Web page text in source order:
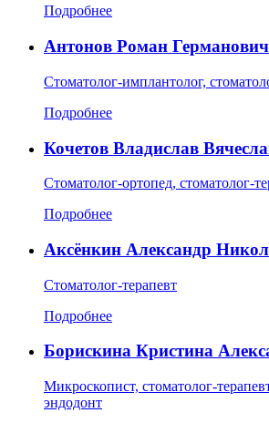
Подробнее
Антонов Роман Германович
Стоматолог-имплантолог,
Подробнее
Кочетов Владислав
Стоматолог-ортопед, стоматолог-
Подробнее
Аксёнкин Александр
Стоматолог-терапевт
Подробнее
Борискина Кристина
Микроскопист, стоматолог-
эндодонт